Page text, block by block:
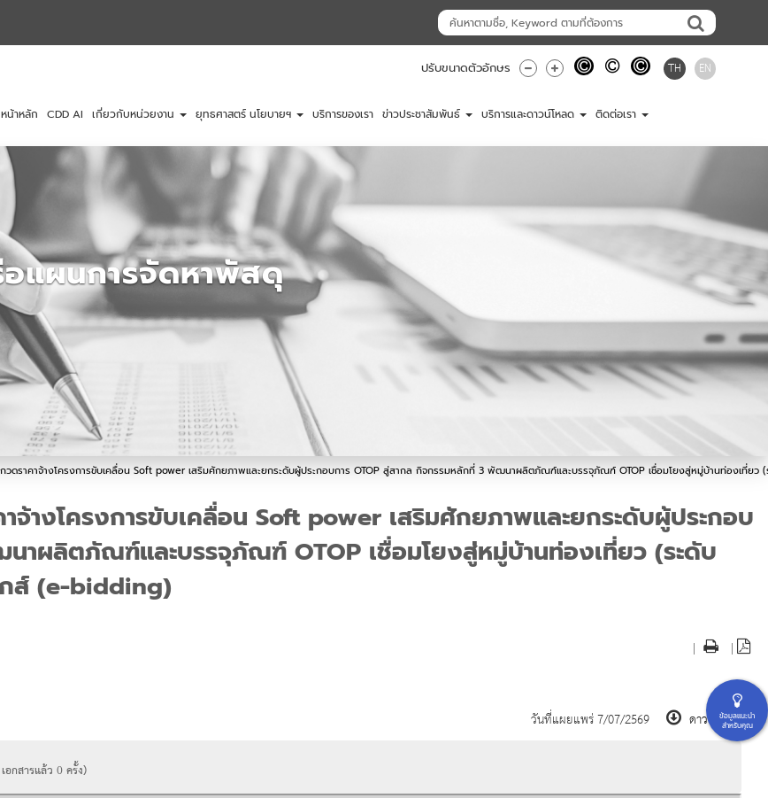
ปรับขนาดตัวอักษร TH EN
หน้าหลัก CDD AI เกี่ยวกับหน่วยงาน ยุทธศาสตร์ นโยบายฯ บริการของเรา ข่าวประชาสัมพันธ์ บริการและดาวน์โหลด ติดต่อเรา
แผนการจัดหาพัสดุ
กวดราคาจ้างโครงการขับเคลื่อน Soft power เสริมศักยภาพและยกระดับผู้ประกอบการ OTOP สู่สากล กิจกรรมหลักที่ 3 พัฒนาผลิตภัณฑ์และบรรจุภัณฑ์ OTOP เชื่อมโยงสู่หมู่บ้านท่องเที่ย
าจ้างโครงการขับเคลื่อน Soft power เสริมศักยภาพและยกระดับผู้ประกอบ
าผลิตภัณฑ์และบรรจุภัณฑ์ OTOP เชื่อมโยงสู่หมู่บ้านท่องเที่ยว (ระดับ
กส์ (e-bidding)
| |
วันที่แผยแพร่ 7/07/2569 ดาวน์โหลด
กสารแล้ว 0ครั้ง)
ข้อมูลแนะนำ
สำหรับคุณ